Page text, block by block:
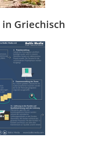
Griechisch